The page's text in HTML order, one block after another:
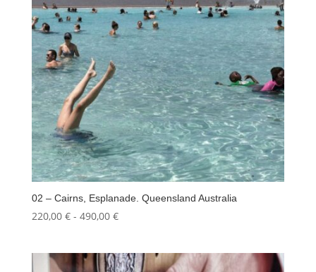
02 – Cairns, Esplanade. Queensland Australia
220,00 € - 490,00 €Fascia
da